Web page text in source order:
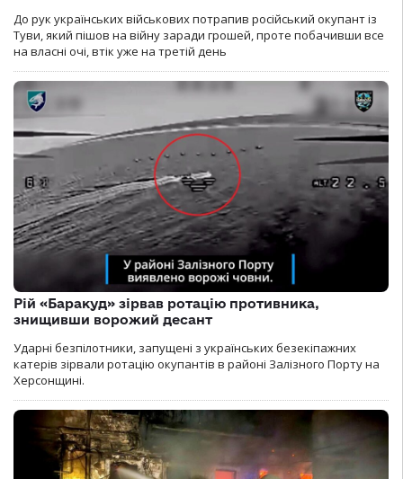
До рук українських військових потрапив російський окупант із
Туви, який пішов на війну заради грошей, проте побачивши все
на власні очі, втік уже на третій день
Рій «Баракуд» зірвав ротацію противника,
знищивши ворожий десант
Ударні безпілотники, запущені з українських безекіпажних
катерів зірвали ротацію окупантів в районі Залізного Порту на
Херсонщині.